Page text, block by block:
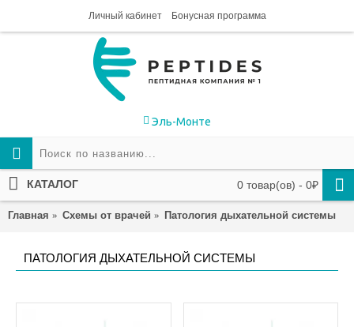
Личный кабинет Бонусная программа
Эль-Монте
0 товар(ов) - 0₽
КАТАЛОГ
Главная Схемы от врачей Патология дыхательной системы
ПАТОЛОГИЯ ДЫХАТЕЛЬНОЙ СИСТЕМЫ